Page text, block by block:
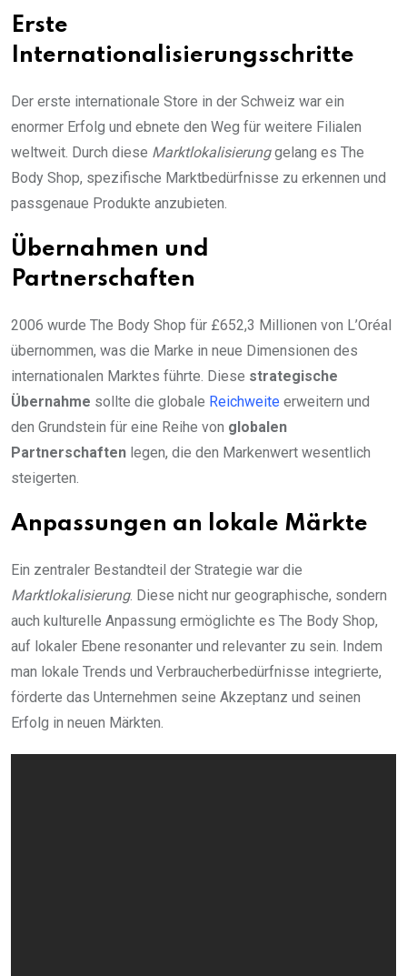
Erste
Internationalisierungsschritte
Der erste internationale Store in der Schweiz war ein
enormer Erfolg und ebnete den Weg für weitere Filialen
weltweit. Durch diese Marktlokalisierunggelang es The
Body Shop, spezifische Marktbedürfnisse zu erkennen und
passgenaue Produkte anzubieten.
Übernahmen und
Partnerschaften
2006 wurde The Body Shop für £652,3 Millionen von L’Oréal
übernommen, was die Marke in neue Dimensionen des
internationalen Marktes führte. Diese strategische
Übernahme sollte die globale Reichweite erweitern und
den Grundstein für eine Reihe von globalen
Partnerschaften legen, die den Markenwert wesentlich
steigerten.
Anpassungen an lokale Märkte
Ein zentraler Bestandteil der Strategie war die
Marktlokalisierung. Diese nicht nur geographische, sondern
auch kulturelle Anpassung ermöglichte es The Body Shop,
auf lokaler Ebene resonanter und relevanter zu sein. Indem
man lokale Trends und Verbraucherbedürfnisse integrierte,
förderte das Unternehmen seine Akzeptanz und seinen
Erfolg in neuen Märkten.